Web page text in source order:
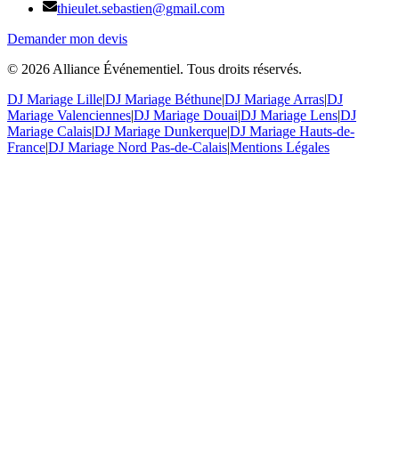
thieulet.sebastien@gmail.com
Demander mon devis
© 2026 Alliance Événementiel. Tous droits réservés.
DJ Mariage Lille|DJ Mariage Béthune|DJ Mariage Arras|DJ
Mariage Valenciennes|DJ Mariage Douai|DJ Mariage Lens|DJ
Mariage Calais|DJ Mariage Dunkerque|DJ Mariage Hauts-de-
France|DJ Mariage Nord Pas-de-Calais|Mentions Légales